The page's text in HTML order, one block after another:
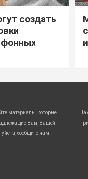
создать
материалы, которые
Вам, Вашей
сообщите нам.
На